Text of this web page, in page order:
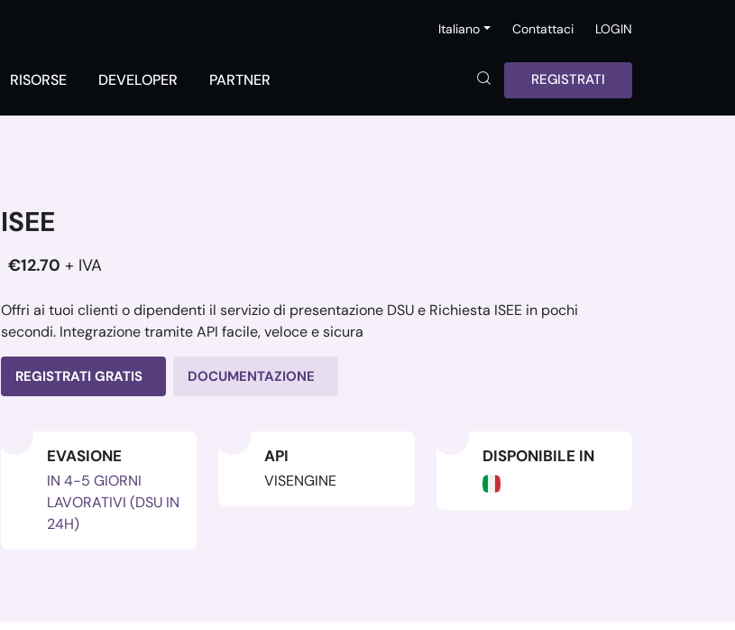
Italiano Contattaci LOGIN
RISORSE DEVELOPER PARTNER REGISTRATI
ISEE
€12.70 + IVA
Offri ai tuoi clienti o dipendenti il servizio di presentazione DSU e Richiesta ISEE in pochi
secondi. Integrazione tramite API facile, veloce e sicura
REGISTRATI GRATIS DOCUMENTAZIONE
EVASIONE
IN 4-5 GIORNI
LAVORATIVI (DSU IN
24H)
API
VISENGINE
DISPONIBILE IN